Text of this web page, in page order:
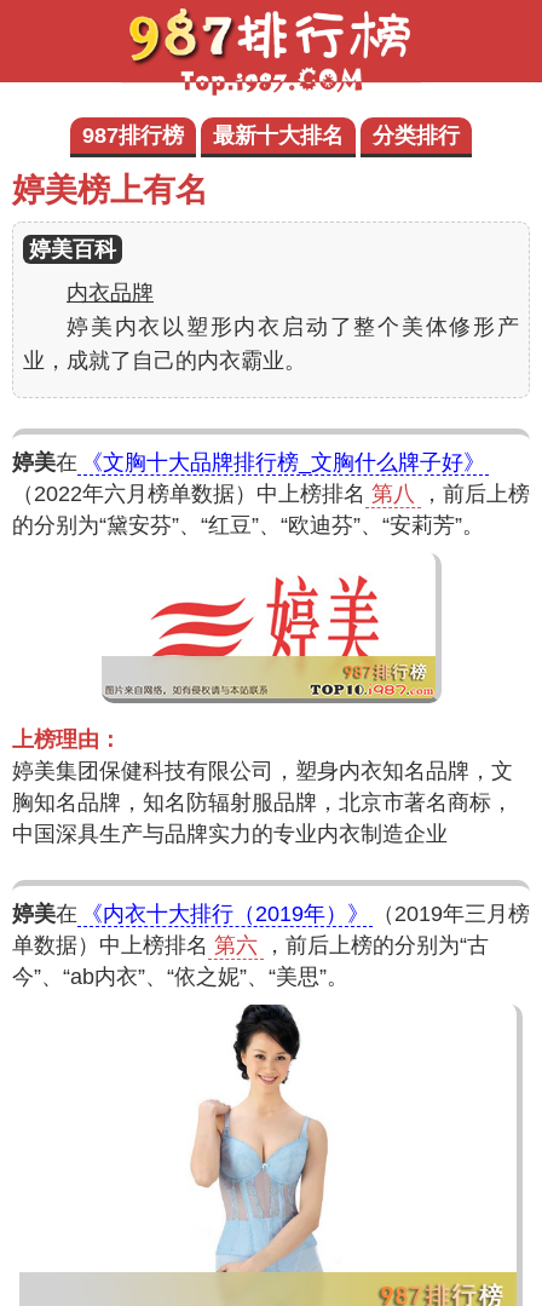
987排行榜 最新十大排名 分类排行
婷美榜上有名
婷美百科
内衣品牌
婷美内衣以塑形内衣启动了整个美体修形产
业，成就了自己的内衣霸业。
婷美在
《文胸十大品牌排行榜_文胸什么牌子好》
（2022年六月榜单数据）中上榜排名 第八
，前后上榜
的分别为“黛安芬”、“红豆”、“欧迪芬”、“安莉芳”。
上榜理由：
婷美集团保健科技有限公司，塑身内衣知名品牌，文
胸知名品牌，知名防辐射服品牌，北京市著名商标，
中国深具生产与品牌实力的专业内衣制造企业
婷美在 《内衣十大排行（2019年）》
（2019年三月榜
单数据）中上榜排名 第六
，前后上榜的分别为“古
今”、“ab内衣”、“依之妮”、“美思”。